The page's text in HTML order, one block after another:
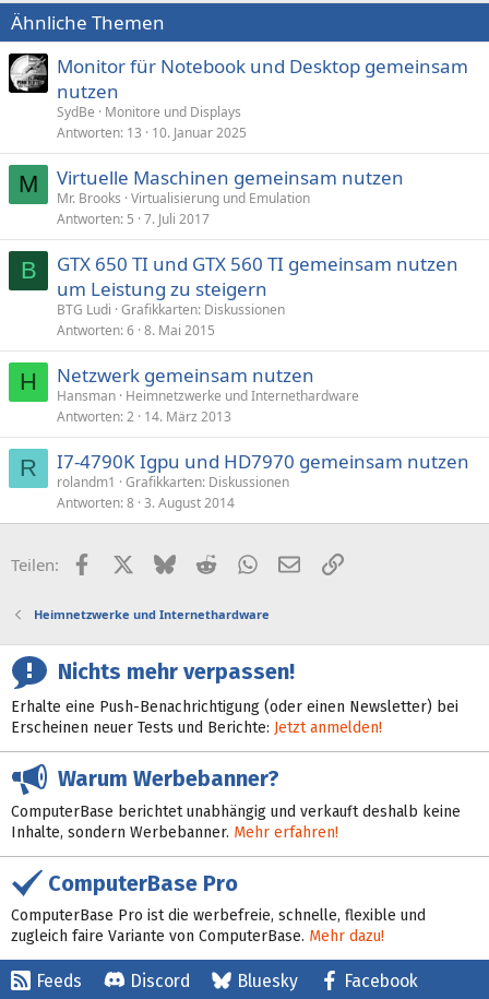
Ähnliche Themen
Monitor für Notebook und Desktop gemeinsam
nutzen
SydBe
Monitore und Displays
Antworten 13 10. Januar 2025
M Virtuelle Maschinen gemeinsam nutzen
Mr. Brooks Virtualisierung und Emulation
Antworten 5 7. Juli 2017
B
GTX 650 TI und GTX 560 TI gemeinsam nutzen
um Leistung zu steigern
BTG Ludi Grafikkarten: Diskussionen
Antworten 6 8. Mai 2015
H Netzwerk gemeinsam nutzen
Hansman Heimnetzwerke und Internethardware
Antworten 2 14. März 2013
R I7-4790K Igpu und HD7970 gemeinsam nutzen
rolandm1
Grafikkarten: Diskussionen
Antworten 8 3. August 2014
Teilen: FacebookX (Twitter)
BlueskyRedditWhatsApp
E-MailLink
Heimnetzwerke und Internethardware
Nichts mehr verpassen!
Erhalte eine Push-Benachrichtigung (oder einen Newsletter) bei
Erscheinen neuer Tests und Berichte: Jetzt anmelden!
Warum Werbebanner?
ComputerBase berichtet unabhängig und verkauft deshalb keine
Inhalte, sondern Werbebanner. Mehr erfahren!
ComputerBase Pro
ComputerBase Pro ist die werbefreie, schnelle, flexible und
zugleich faire Variante von ComputerBase. Mehr dazu!
Feeds Discord Bluesky Facebook